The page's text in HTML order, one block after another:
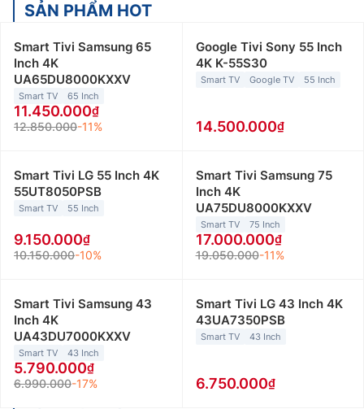
SẢN PHẨM HOT
Smart Tivi Samsung 65
Inch 4K
UA65DU8000KXXV
Smart TV 65 Inch
11.450.000
12.850.000-11%
Google Tivi Sony 55 Inch
4K K-55S30
Smart TV Google TV 55 Inch
14.500.000
Smart Tivi LG 55 Inch 4K
55UT8050PSB
Smart TV 55 Inch
9.150.000
10.150.000-10%
Smart Tivi Samsung 75
Inch 4K
UA75DU8000KXXV
Smart TV 75 Inch
17.000.000
19.050.000-11%
Smart Tivi Samsung 43
Inch 4K
UA43DU7000KXXV
Smart TV 43 Inch
5.790.000
6.990.000-17%
Smart Tivi LG 43 Inch 4K
43UA7350PSB
Smart TV 43 Inch
6.750.000